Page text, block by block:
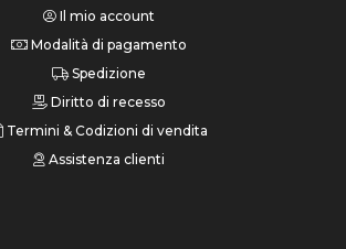
Il mio account
Modalità di pagamento
Spedizione
Diritto di recesso
Termini & Codizioni di vendita
Assistenza clienti